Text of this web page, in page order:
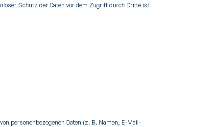
Schutz der Daten vor dem Zugriff durch Dritte ist
personenbezogenen Daten (z. B. Namen, E-Mail-